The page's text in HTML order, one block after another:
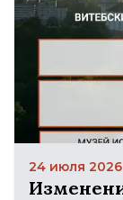
24 июля 2026